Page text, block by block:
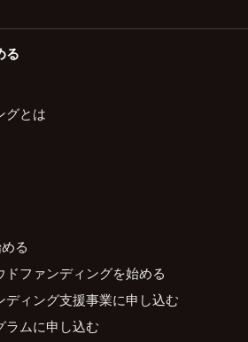
る
グとは
る
ファンディングを始める
ィング支援事業に申し込む
ラムに申し込む